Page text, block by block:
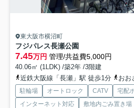
東大阪市横沼町
フジパレス長瀬公園
7.45万円 管理/共益費5,000円
40.06㎡ (1LDK) /築2年 /3階建
近鉄大阪線「長瀬」駅 徒歩1分
おお
駐輪場 オートロック CATV
宅配
インターネット対応
敷地内ごみ置き場